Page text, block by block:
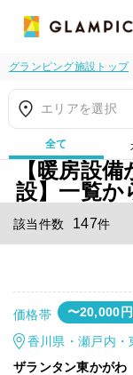
グランピング施設トップ
エリアを選択
全て
【暖房設
設】一覧か
該当件数 147件
価格帯 〜20,000
香川県・瀬戸内
ザランタン東かがわ